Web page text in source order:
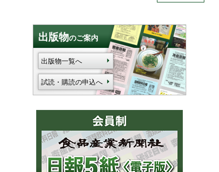
出版物のご案内
出版物一覧へ
試読・購読の申込へ